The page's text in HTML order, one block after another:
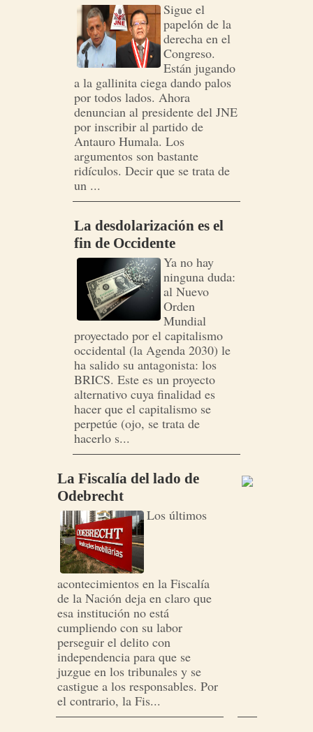
Sigue el
papelón de la
derecha en el
Congreso.
Están jugando
a la gallinita ciega dando palos
por todos lados. Ahora
denuncian al presidente del JNE
por inscribir al partido de
Antauro Humala. Los
argumentos son bastante
ridículos. Decir que se trata de
un ...
La desdolarización es el
fin de Occidente
Ya no hay
ninguna duda:
al Nuevo
Orden
Mundial
proyectado por el capitalismo
occidental (la Agenda 2030) le
ha salido su antagonista: los
BRICS. Este es un proyecto
alternativo cuya finalidad es
hacer que el capitalismo se
perpetúe (ojo, se trata de
hacerlo s...
La Fiscalía del lado de
Odebrecht
Los últimos
acontecimientos en la Fiscalía
de la Nación deja en claro que
esa institución no está
cumpliendo con su labor
perseguir el delito con
independencia para que se
juzgue en los tribunales y se
castigue a los responsables. Por
el contrario, la Fis...